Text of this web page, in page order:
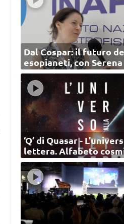
Dal Cospar: il futuro
esopianeti, con
‘Q’ di Quasar -
lettera. Alfabeto